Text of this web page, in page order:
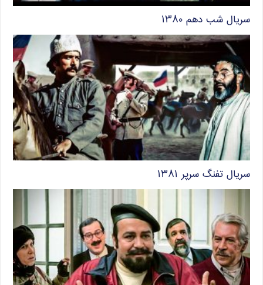
سریال شب دهم ۱۳۸۰
سریال تفنگ سرپر ۱۳۸۱